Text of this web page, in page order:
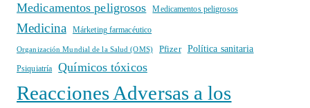
Medicamentos peligrosos Medicamentos peligrosos
Medicina Márketing farmacéutico
Organización Mundial de la Salud (OMS) Pfizer Política sanitaria
Psiquiatría Químicos tóxicos
Reacciones Adversas a los